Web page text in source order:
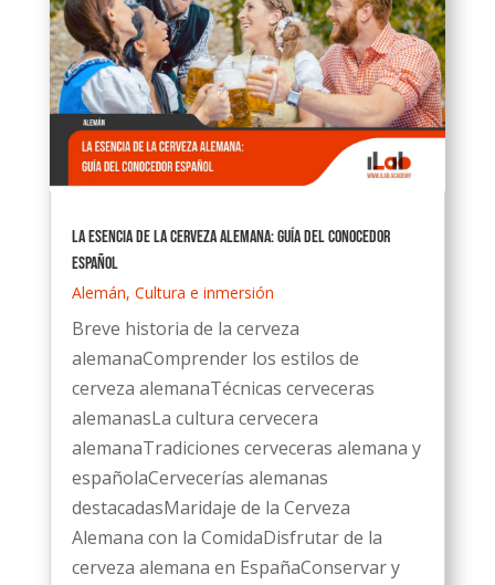
La Esencia de la Cerveza Alemana: Guía del Conocedor
Español
Alemán, Cultura e inmersión
Breve historia de la cerveza
alemanaComprender los estilos de
cerveza alemanaTécnicas cerveceras
alemanasLa cultura cervecera
alemanaTradiciones cerveceras alemana y
españolaCervecerías alemanas
destacadasMaridaje de la Cerveza
Alemana con la ComidaDisfrutar de la
cerveza alemana en EspañaConservar y